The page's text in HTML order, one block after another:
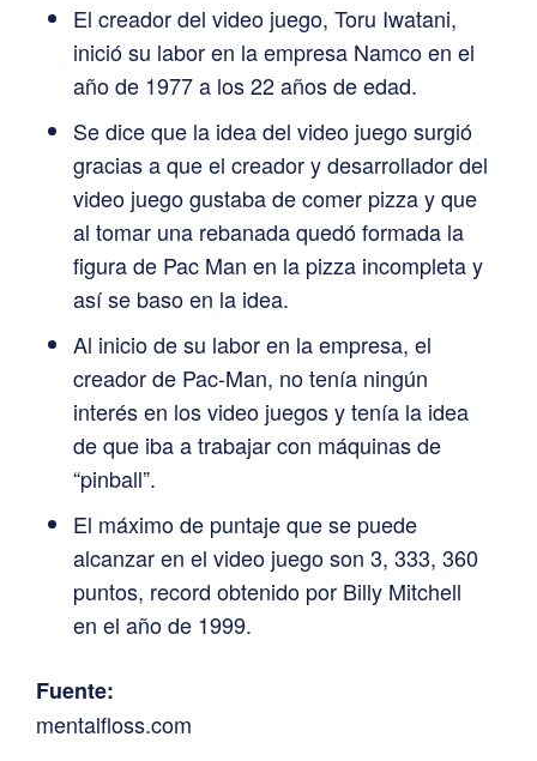
El creador del video juego, Toru Iwatani,
inició su labor en la empresa Namco en el
año de 1977 a los 22 años de edad.
Se dice que la idea del video juego surgió
gracias a que el creador y desarrollador del
video juego gustaba de comer pizza y que
al tomar una rebanada quedó formada la
figura de Pac Man en la pizza incompleta y
así se baso en la idea.
Al inicio de su labor en la empresa, el
creador de Pac-Man, no tenía ningún
interés en los video juegos y tenía la idea
de que iba a trabajar con máquinas de
“pinball”.
El máximo de puntaje que se puede
alcanzar en el video juego son 3, 333, 360
puntos, record obtenido por Billy Mitchell
en el año de 1999.
Fuente:
mentalfloss.com